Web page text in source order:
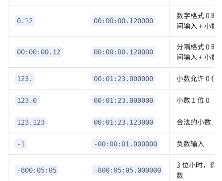
0.12 00:00:00.120000
数字格式 0 时
间输入 + 小数
00:00:00.12 00:00:00.120000
分隔格式 0 时
间输入 + 小数
123. 00:01:23.000000 小数允许 0 位
123.0 00:01:23.000000 小数 1 位 0
123.123 00:01:23.123000 合法的小数
-1 -00:00:01.000000 负数输入
-800:05:05 -800:05:05.000000
3 位小时，负
数